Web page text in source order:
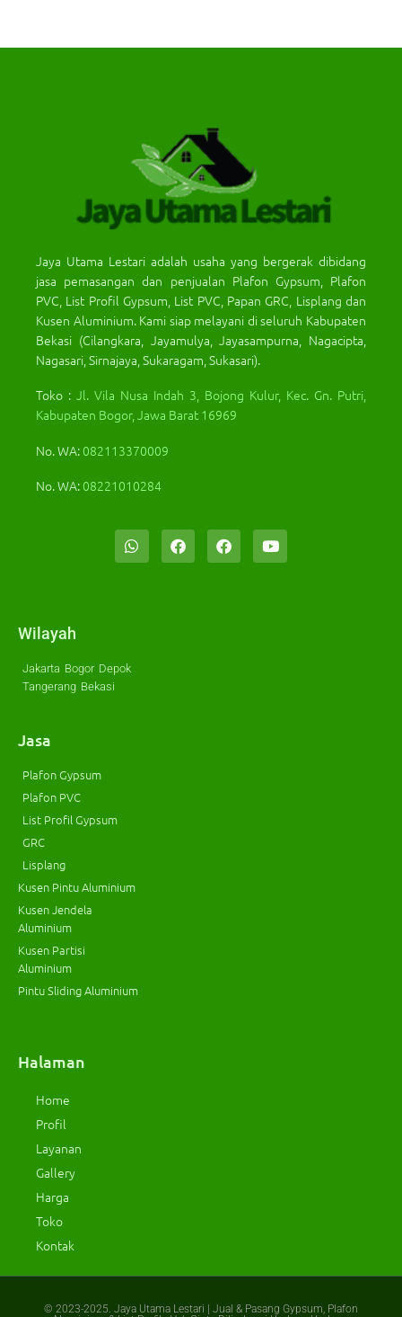
Jaya Utama Lestari adalah usaha yang bergerak dibidang
jasa pemasangan dan penjualan Plafon Gypsum, Plafon
PVC, List Profil Gypsum, List PVC, Papan GRC, Lisplang dan
Kusen Aluminium. Kami siap melayani di seluruh Kabupaten
Bekasi (Cilangkara, Jayamulya, Jayasampurna, Nagacipta,
Nagasari, Sirnajaya, Sukaragam, Sukasari).
Toko : Jl. Vila Nusa Indah 3, Bojong Kulur, Kec. Gn. Putri,
Kabupaten Bogor, Jawa Barat 16969
No. WA: 082113370009
No. WA: 08221010284
Wilayah
Jakarta Bogor Depok
Tangerang Bekasi
Jasa
Plafon Gypsum
Plafon PVC
List Profil Gypsum
GRC
Lisplang
Kusen Pintu Aluminium
Kusen Jendela
Aluminium
Kusen Partisi
Aluminium
Pintu Sliding Aluminium
Halaman
Home
Profil
Layanan
Gallery
Harga
Toko
Kontak
© 2023-2025. Jaya Utama Lestari | Jual & Pasang Gypsum, Plafon